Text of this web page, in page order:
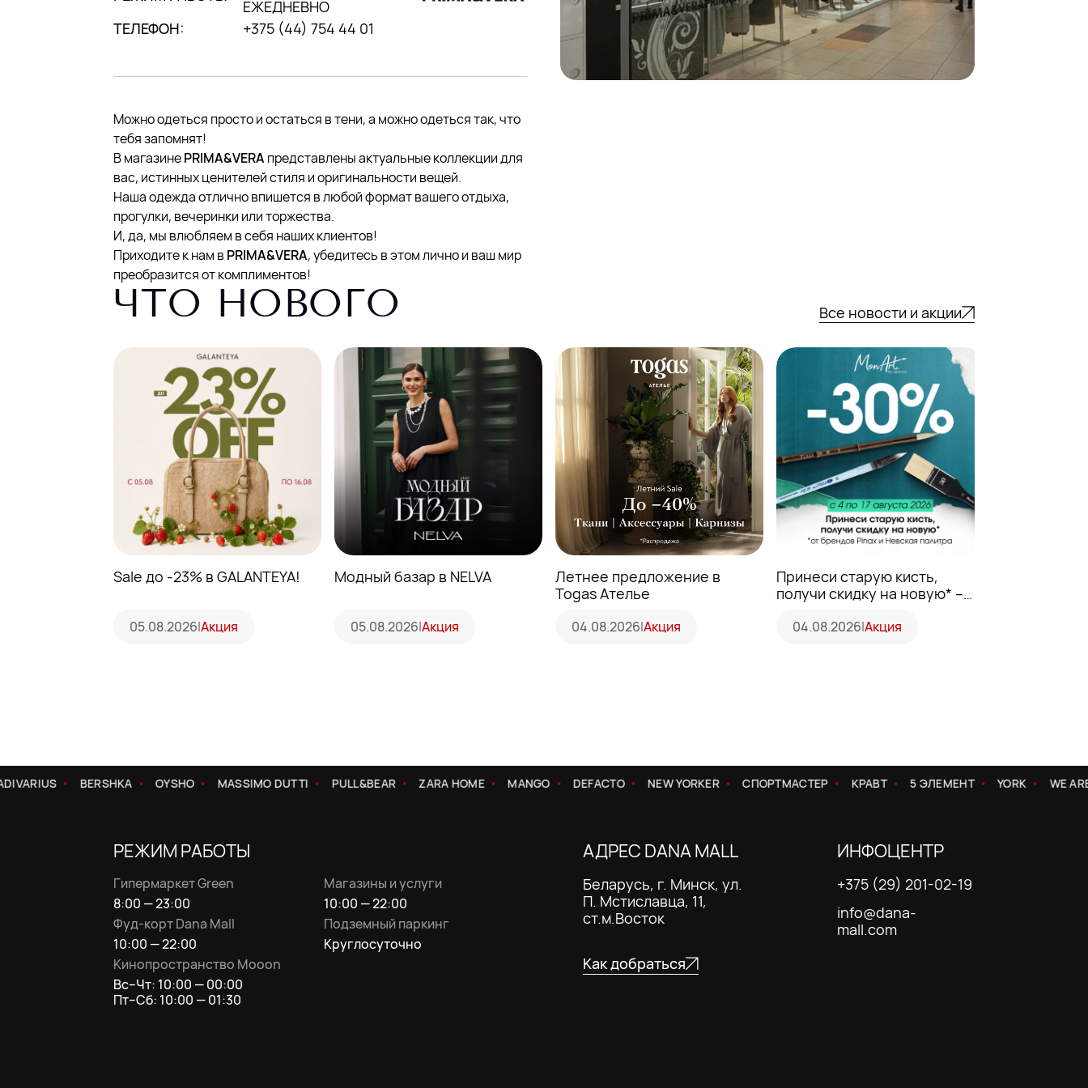
ЕЖЕДНЕВНО
ТЕЛЕФОН:
+375 (44) 754 44 01
Можно одеться просто и остаться в тени, а можно одеться так, что
тебя запомнят!
В магазинеPRIMA&VERA представлены актуальные коллекции для
вас, истинных ценителей стиля и оригинальности вещей.
Наша одежда отлично впишется в любой формат вашего отдыха,
прогулки, вечеринки или торжества.
И, да, мы влюбляем в себя наших клиентов!
Приходите к нам в PRIMA&VERA, убедитесь в этом лично и ваш мир
преобразится от комплиментов!
ЧТО НОВОГО Все новости и акции
Sale до -23% в GALANTEYA!
05.08.2026|Акция
Модный базар в NELVA
05.08.2026|Акция
Летнее предложение в
Togas Ателье
04.08.2026|Акция
Принеси старую кисть,
получи скидку на новую* –
04.08.2026|Акция
BERSHKA OYSHO MASSIMO DUTTI PULL&BEAR ZARA HOME MANGO DEFACTO NEW YORKER СПОРТМАСТЕР КРАВТ 5 ЭЛЕМЕНТ YORK WE ARE
РЕЖИМ РАБОТЫ
Гипермаркет Green
8:00 — 23:00
Фуд-корт Dana Mall
10:00 — 22:00
Магазины и услуги
10:00 — 22:00
Подземный паркинг
Круглосуточно
Кинопространство Mooon
Вс–Чт: 10:00 — 00:00
Пт–Сб: 10:00 — 01:30
АДРЕС DANA MALL
Беларусь, г. Минск, ул.
П. Мстиславца, 11,
ст.м.Восток
Как добраться
ИНФОЦЕНТР
+375 (29) 201-02-19
info@dana-
mall.com